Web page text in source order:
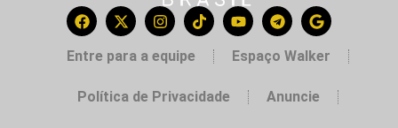
Entre para a equipe Espaço Walker
Política de Privacidade Anuncie